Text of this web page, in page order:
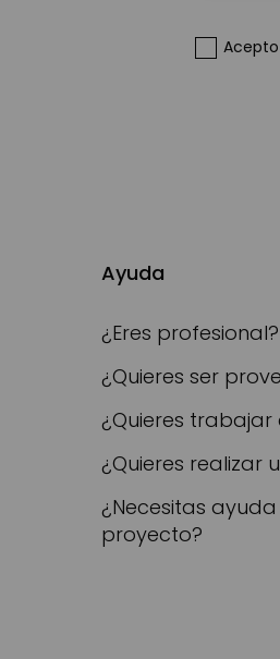
Acepto
Ayuda
¿Eres profesional?
¿Quieres ser
¿Quieres trabajar
¿Quieres realizar
¿Necesitas
proyecto?